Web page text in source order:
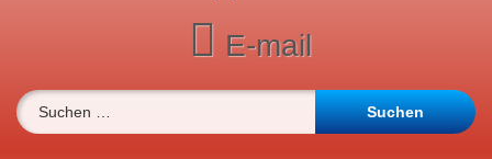
E-mail
Suchen nach: